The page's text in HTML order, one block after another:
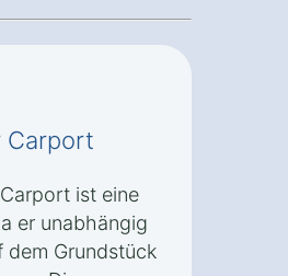
Carport
ist eine
er unabhängig
dem Grundstück